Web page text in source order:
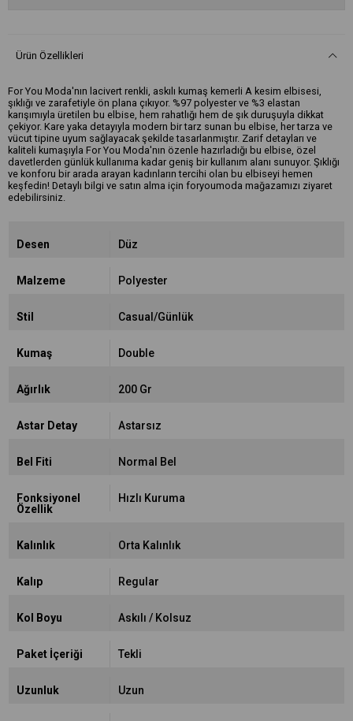
Ürün Özellikleri
For You Moda'nın lacivert renkli, askılı kumaş kemerli A kesim elbisesi,
şıklığı ve zarafetiyle ön plana çıkıyor. %97 polyester ve %3 elastan
karışımıyla üretilen bu elbise, hem rahatlığı hem de şık duruşuyla dikkat
çekiyor. Kare yaka detayıyla modern bir tarz sunan bu elbise, her tarza ve
vücut tipine uyum sağlayacak şekilde tasarlanmıştır. Zarif detayları ve
kaliteli kumaşıyla For You Moda'nın özenle hazırladığı bu elbise, özel
davetlerden günlük kullanıma kadar geniş bir kullanım alanı sunuyor. Şıklığı
ve konforu bir arada arayan kadınların tercihi olan bu elbiseyi hemen
keşfedin! Detaylı bilgi ve satın alma için foryoumoda mağazamızı ziyaret
edebilirsiniz.
Desen Düz
Malzeme Polyester
Stil Casual/Günlük
Kumaş Double
Ağırlık 200 Gr
Astar Detay Astarsız
Bel Fiti Normal Bel
Fonksiyonel
Özellik
Hızlı Kuruma
Kalınlık Orta Kalınlık
Kalıp Regular
Kol Boyu Askılı / Kolsuz
Paket İçeriği Tekli
Uzunluk Uzun